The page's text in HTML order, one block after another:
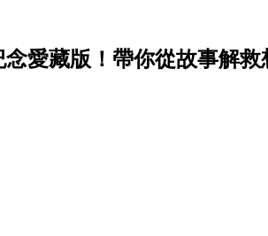
愛藏版！帶你從故事解救